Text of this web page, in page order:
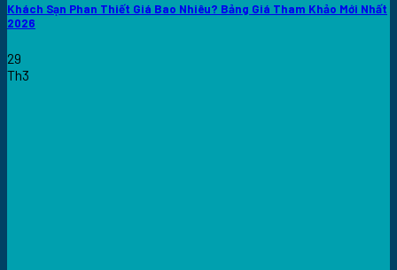
Khách Sạn Phan Thiết Giá Bao Nhiêu? Bảng Giá Tham Khảo Mới Nhất
2026
29
Th3